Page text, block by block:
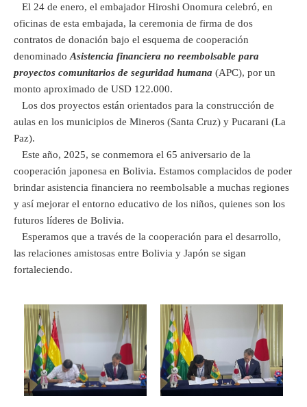
El 24 de enero, el embajador Hiroshi Onomura celebró, en
oficinas de esta embajada, la ceremonia de firma de dos
contratos de donación bajo el esquema de cooperación
denominado Asistencia financiera no reembolsable para
proyectos comunitarios de seguridad humana (APC), por un
monto aproximado de USD 122.000.
Los dos proyectos están orientados para la construcción de
aulas en los municipios de Mineros (Santa Cruz) y Pucarani (La
Paz).
Este año, 2025, se conmemora el 65 aniversario de la
cooperación japonesa en Bolivia. Estamos complacidos de poder
brindar asistencia financiera no reembolsable a muchas regiones
y así mejorar el entorno educativo de los niños, quienes son los
futuros líderes de Bolivia.
Esperamos que a través de la cooperación para el desarrollo,
las relaciones amistosas entre Bolivia y Japón se sigan
fortaleciendo.